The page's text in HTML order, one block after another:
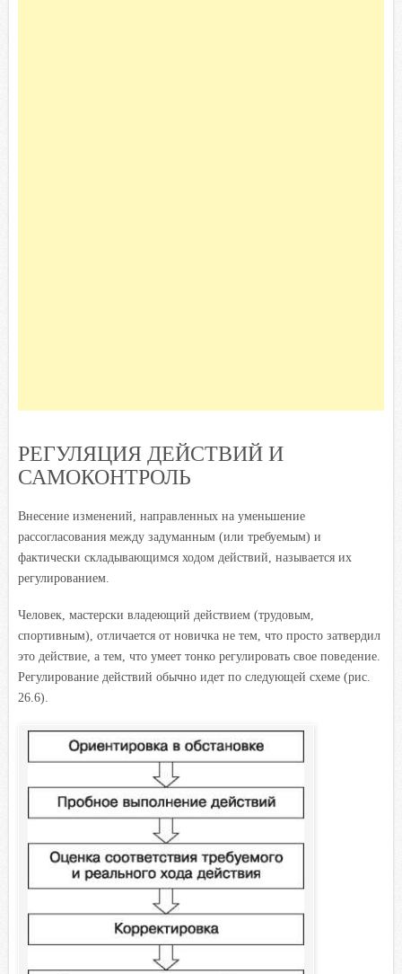
РЕГУЛЯЦИЯ ДЕЙСТВИЙ И
САМОКОНТРОЛЬ
Внесение изменений, направленных на уменьшение
рассогласования между задуманным (или требуемым) и
фактически складывающимся ходом действий, называется их
регулированием.
Человек, мастерски владеющий действием (трудовым,
спортивным), отличается от новичка не тем, что просто затвердил
это действие, а тем, что умеет тонко регулировать свое поведение.
Регулирование действий обычно идет по следующей схеме (рис.
26.6).